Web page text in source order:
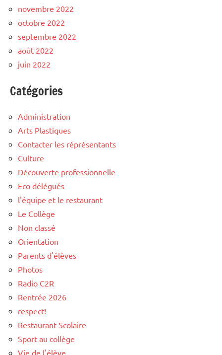
novembre 2022
octobre 2022
septembre 2022
août 2022
juin 2022
Catégories
Administration
Arts Plastiques
Contacter les réprésentants
Culture
Découverte professionnelle
Eco délégués
l'équipe et le restaurant
Le Collège
Non classé
Orientation
Parents d'élèves
Photos
Radio C2R
Rentrée 2026
respect!
Restaurant Scolaire
Sport au collège
Vie de l'élève